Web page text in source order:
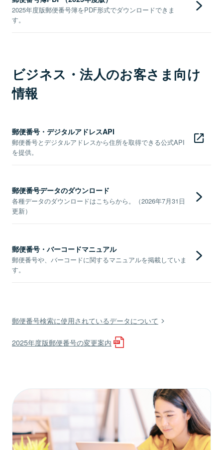
2025年度版郵便番号簿をPDF形式でダウンロードできま
す。
ビジネス・法人のお客さま向け
情報
郵便番号・デジタルアドレスAPI
郵便番号とデジタルアドレスから住所を取得できる公式API
を提供。
郵便番号データのダウンロード
各種データのダウンロードはこちらから。（2026年7月31日
更新）
郵便番号・バーコードマニュアル
郵便番号や、バーコードに関するマニュアルを掲載していま
す。
郵便番号検索に使用されているデータについて
2025年度版郵便番号の変更案内